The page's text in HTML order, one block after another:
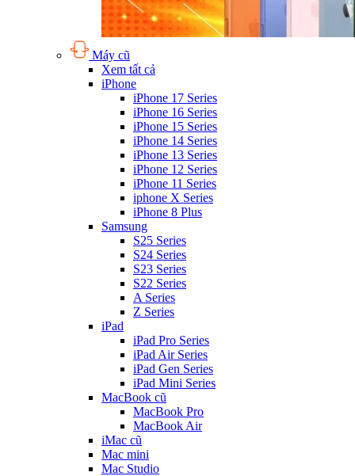
Máy cũ
Xem tất cả
iPhone
iPhone 17 Series
iPhone 16 Series
iPhone 15 Series
iPhone 14 Series
iPhone 13 Series
iPhone 12 Series
iPhone 11 Series
iphone X Series
iPhone 8 Plus
Samsung
S25 Series
S24 Series
S23 Series
S22 Series
A Series
Z Series
iPad
iPad Pro Series
iPad Air Series
iPad Gen Series
iPad Mini Series
MacBook cũ
MacBook Pro
MacBook Air
iMac cũ
Mac mini
Mac Studio